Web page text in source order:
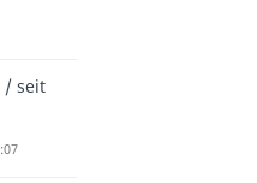
/ seit